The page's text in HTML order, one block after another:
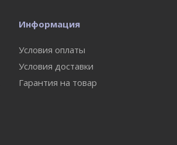
Информация
Условия оплаты
Условия доставки
Гарантия на товар